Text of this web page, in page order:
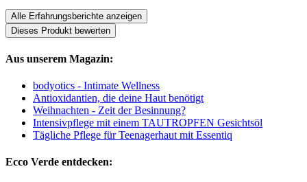
Alle Erfahrungsberichte anzeigen
Dieses Produkt bewerten
Aus unserem Magazin:
bodyotics - Intimate Wellness
Antioxidantien, die deine Haut benötigt
Weihnachten - Zeit der Besinnung?
Intensivpflege mit einem TAUTROPFEN Gesichtsöl
Tägliche Pflege für Teenagerhaut mit Essentiq
Ecco Verde entdecken: